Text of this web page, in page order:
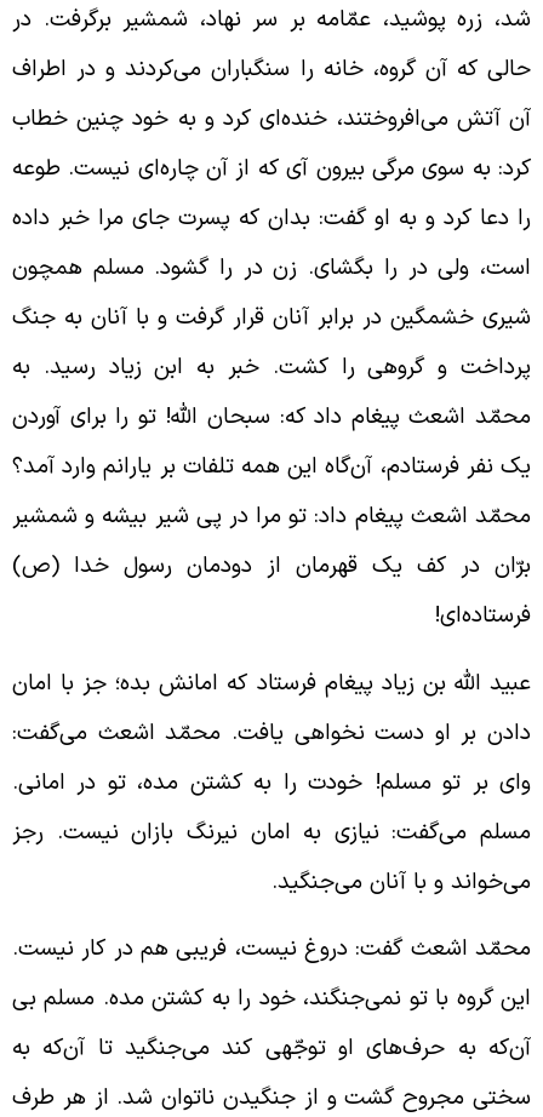
زره پوشید، عمّامه بر سر نهاد، شمشیر برگرفت. در
که آن گروه، خانه را سنگباران می‌کردند و در اطراف
آتش می‌افروختند، خنده‌ای کرد و به خود چنین خطاب
به سوی مرگی بیرون آی که از آن چاره‌ای نیست. طوعه
دعا کرد و به او گفت: بدان که پسرت جای مرا خبر داده
ولی در را بگشای. زن در را گشود. مسلم همچون
خشمگین در برابر آنان قرار گرفت و با آنان به جنگ
و گروهی را کشت. خبر به ابن زیاد رسید. به
اشعث پیغام داد که: سبحان الله! تو را برای آوردن
نفر فرستادم، آن‌گاه این همه تلفات بر یارانم وارد آمد؟
اشعث پیغام داد: تو مرا در پی شیر بیشه و شمشیر
در کف یک قهرمان از دودمان رسول خدا (ص)
الله بن زیاد پیغام فرستاد که امانش بده؛ جز با امان
بر او دست نخواهی یافت. محمّد اشعث می‌گفت:
بر تو مسلم! خودت را به کشتن مده، تو در امانی.
می‌گفت: نیازی به امان نیرنگ بازان نیست. رجز
و با آنان می‌جنگید.
اشعث گفت: دروغ نیست، فریبی هم در کار نیست.
گروه با تو نمی‌جنگند، خود را به کشتن مده. مسلم بی
به حرف‌های او توجّهی کند می‌جنگید تا آن‌که به
مجروح گشت و از جنگیدن ناتوان شد. از هر طرف